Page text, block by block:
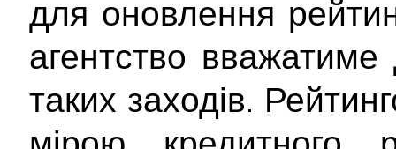
для оновлення
агентство вважатиме
таких заходів.